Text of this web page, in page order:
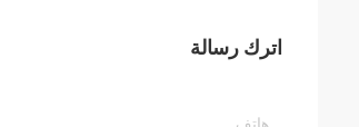
اترك رسالة